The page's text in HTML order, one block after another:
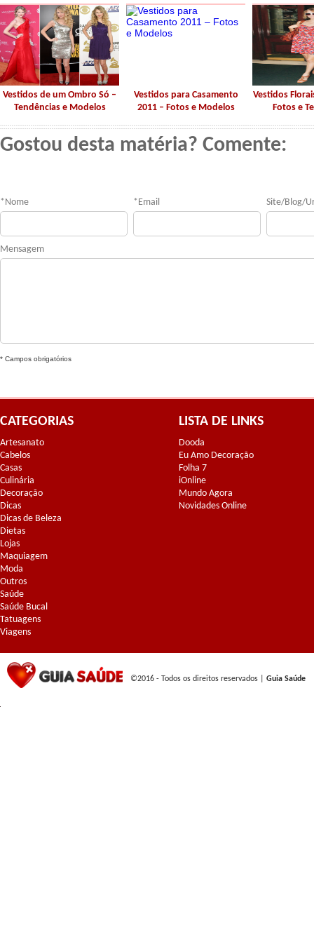
Vestidos de um Ombro Só –
Tendências e Modelos
Vestidos para Casamento
2011 – Fotos e Modelos
Vestidos
Fotos e
Gostou desta matéria? Comente:
* Nome * Email Site/Blog/
Mensagem
* Campos obrigatórios
CATEGORIAS
Artesanato
Cabelos
Casas
Culinária
Decoração
Dicas
Dicas de Beleza
Dietas
Lojas
Maquiagem
Moda
Outros
Saúde
Saúde Bucal
Tatuagens
Viagens
LISTA DE LINKS
Dooda
Eu Amo Decoração
Folha 7
iOnline
Mundo Agora
Novidades Online
©2016 - Todos os direitos reservados | Guia Saúde